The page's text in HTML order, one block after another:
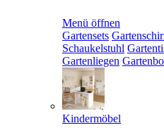
Menü öffnen
Gartensets
Schaukelstuhl
Gartenliegen
Kindermöbel